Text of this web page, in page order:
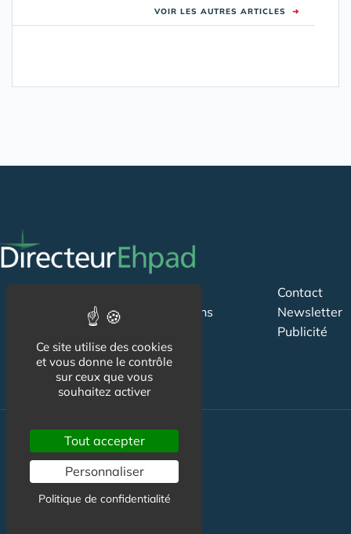
VOIR LES AUTRES ARTICLES ➜
Mentions
Contact
Newsletter
Publicité
Actualité
Emploi Directeur Ehpad
Formation
Ce site utilise des cookies
et vous donne le contrôle
sur ceux que vous
souhaitez activer
Tout accepter
Personnaliser
Politique de confidentialité